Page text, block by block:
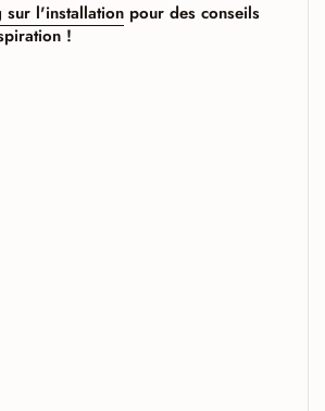
sur l'installation pour des conseils
!